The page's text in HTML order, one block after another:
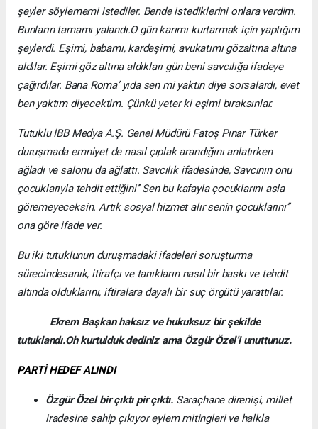
şeyler söylememi istediler. Bende istediklerini onlara verdim.
Bunların tamamı yalandı.O gün karımı kurtarmak için yaptığım
şeylerdi. Eşimi, babamı, kardeşimi, avukatımı gözaltına altına
aldılar. Eşimi göz altına aldıkları gün beni savcılığa ifadeye
çağırdılar. Bana Roma’ yıda sen mi yaktın diye sorsalardı, evet
ben yaktım diyecektim. Çünkü yeter ki eşimi bıraksınlar.
Tutuklu İBB Medya A.Ş. Genel Müdürü Fatoş Pınar Türker
duruşmada emniyet de nasıl çıplak arandığını anlatırken
ağladı ve salonu da ağlattı. Savcılık ifadesinde, Savcının onu
çocuklarıyla tehdit ettiğini’’ Sen bu kafayla çocuklarını asla
göremeyeceksin. Artık sosyal hizmet alır senin çocuklarını’’
ona göre ifade ver.
Bu iki tutuklunun duruşmadaki ifadeleri soruşturma
sürecindesanık, itirafçı ve tanıkların nasıl bir baskı ve tehdit
altında olduklarını, iftiralara dayalı bir suç örgütü yarattılar.
Ekrem Başkan haksız ve hukuksuz bir şekilde
tutuklandı.Oh kurtulduk dediniz ama Özgür Özel’i unuttunuz.
PARTİ HEDEF ALINDI
Özgür Özel bir çıktı pir çıktı. Saraçhane direnişi, millet
iradesine sahip çıkıyor eylem mitingleri ve halkla